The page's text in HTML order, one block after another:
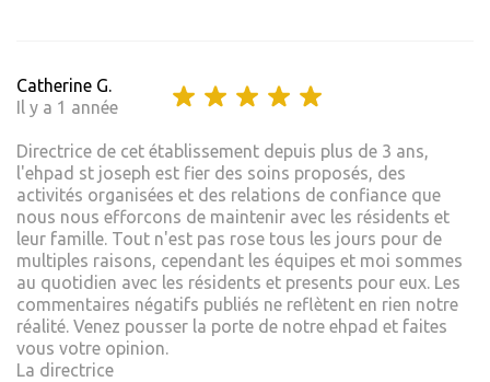
Catherine G.
Il y a 1 année
Directrice de cet établissement depuis plus de 3 ans,
l'ehpad st joseph est fier des soins proposés, des
activités organisées et des relations de confiance que
nous nous efforcons de maintenir avec les résidents et
leur famille. Tout n'est pas rose tous les jours pour de
multiples raisons, cependant les équipes et moi sommes
au quotidien avec les résidents et presents pour eux. Les
commentaires négatifs publiés ne reflètent en rien notre
réalité. Venez pousser la porte de notre ehpad et faites
vous votre opinion.
La directrice